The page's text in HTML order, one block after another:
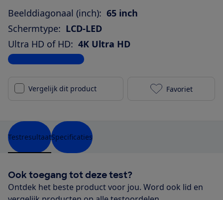
Beelddiagonaal (inch): 65 inch
Schermtype: LCD-LED
Ultra HD of HD: 4K Ultra HD
Bekijk alle specificaties
Vergelijk dit product Philips
Favoriet
TestresultaatSpecificaties
Ook toegang tot deze test?
Ontdek het beste product voor jou. Word ook lid en